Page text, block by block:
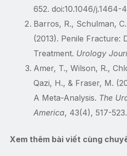
652. doi:10.1046/j.1464-
Barros, R., Schulman,
(2013). Penile Fracture:
Treatment. Urology
Amer, T., Wilson, R.,
Qazi, H., & Fraser, M.
A Meta-Analysis. The
America, 43(4), 517-523.
Xem thêm bài viết cùng